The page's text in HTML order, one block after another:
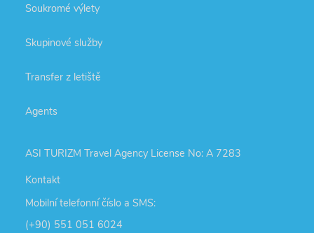
Soukromé výlety
Skupinové služby
Transfer z letiště
Agents
ASI TURIZM Travel Agency License No: A 7283
Kontakt
Mobilní telefonní číslo a SMS:
(+90) 551 051 6024